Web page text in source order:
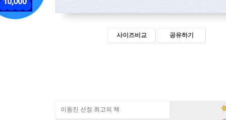
사이즈비교 공유하기
이동진 선정 최고의 책